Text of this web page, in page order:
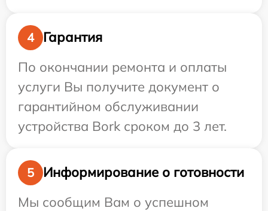
4
Гарантия
По окончании ремонта и оплаты
услуги Вы получите документ о
гарантийном обслуживании
устройства Bork сроком до 3 лет.
5
Информирование о готовности
Мы сообщим Вам о успешном